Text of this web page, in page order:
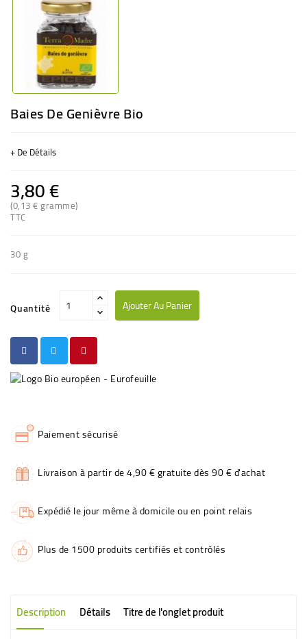
Baies De Genièvre Bio
+ De Détails
3,80 €
(0,13 € gramme)
TTC
30 g
Quantité Ajouter Au Panier
Paiement sécurisé
Livraison à partir de 4,90 € gratuite dès 90 € d'achat
Expédié le jour même à domicile ou en point relais
Plus de 1500 produits certifiés et contrôlés
Description Détails Titre de l'onglet produit